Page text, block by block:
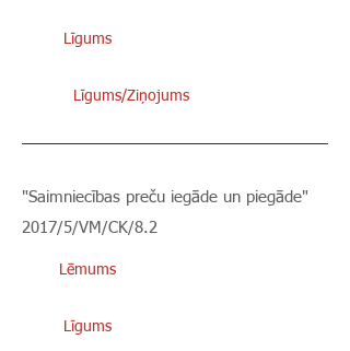
Līgums
Līgums/Ziņojums
"Saimniecības preču iegāde un piegāde"
2017/5/VM/CK/8.2
Lēmums
Līgums